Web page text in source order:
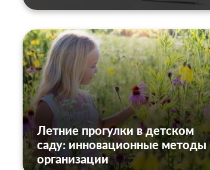
Летние прогулки в детском
саду: инновационные методы
организации